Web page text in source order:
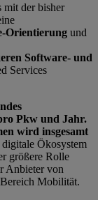
mit der bisher
Orientierung und
Software- und
Services
Pkw und Jahr.
wird insgesamt
digitale Ökosystem
größere Rolle
Anbieter von
Mobilität.